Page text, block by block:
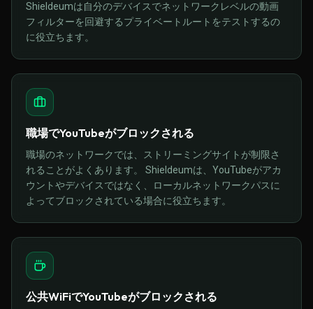
Shieldeumは自分のデバイスでネットワークレベルの動画
フィルターを回避するプライベートルートをテストするの
に役立ちます。
職場でYouTubeがブロックされる
職場のネットワークでは、ストリーミングサイトが制限さ
れることがよくあります。 Shieldeumは、YouTubeがアカ
ウントやデバイスではなく、ローカルネットワークパスに
よってブロックされている場合に役立ちます。
公共WiFiでYouTubeがブロックされる